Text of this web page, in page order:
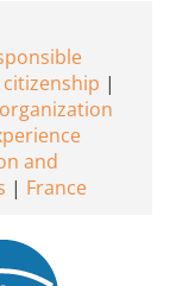
organization
and
France